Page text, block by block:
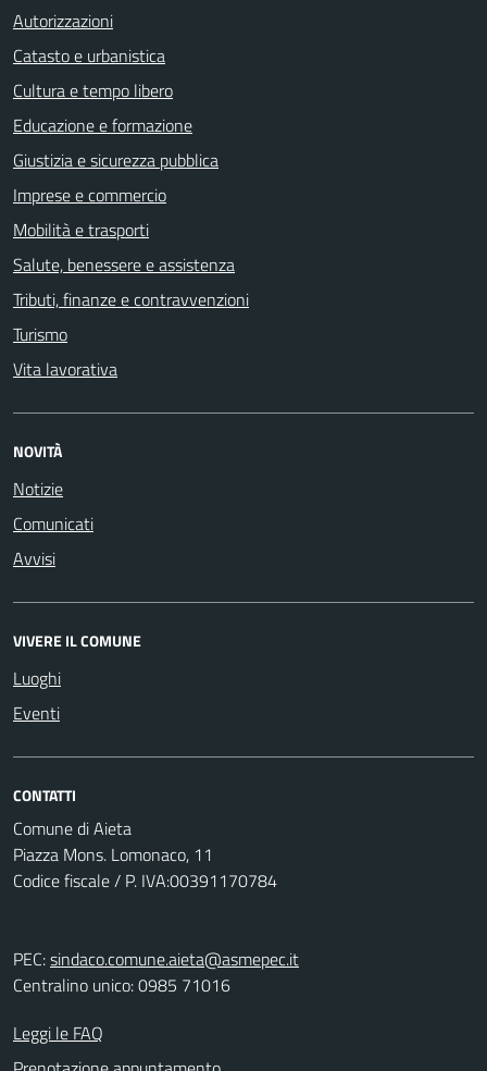
Autorizzazioni
Catasto e urbanistica
Cultura e tempo libero
Educazione e formazione
Giustizia e sicurezza pubblica
Imprese e commercio
Mobilità e trasporti
Salute, benessere e assistenza
Tributi, finanze e contravvenzioni
Turismo
Vita lavorativa
NOVITÀ
Notizie
Comunicati
Avvisi
VIVERE IL COMUNE
Luoghi
Eventi
CONTATTI
Comune di Aieta
Piazza Mons. Lomonaco, 11
Codice fiscale / P. IVA:00391170784
PEC:sindaco.comune.aieta@asmepec.it
Centralino unico: 0985 71016
Leggi le FAQ